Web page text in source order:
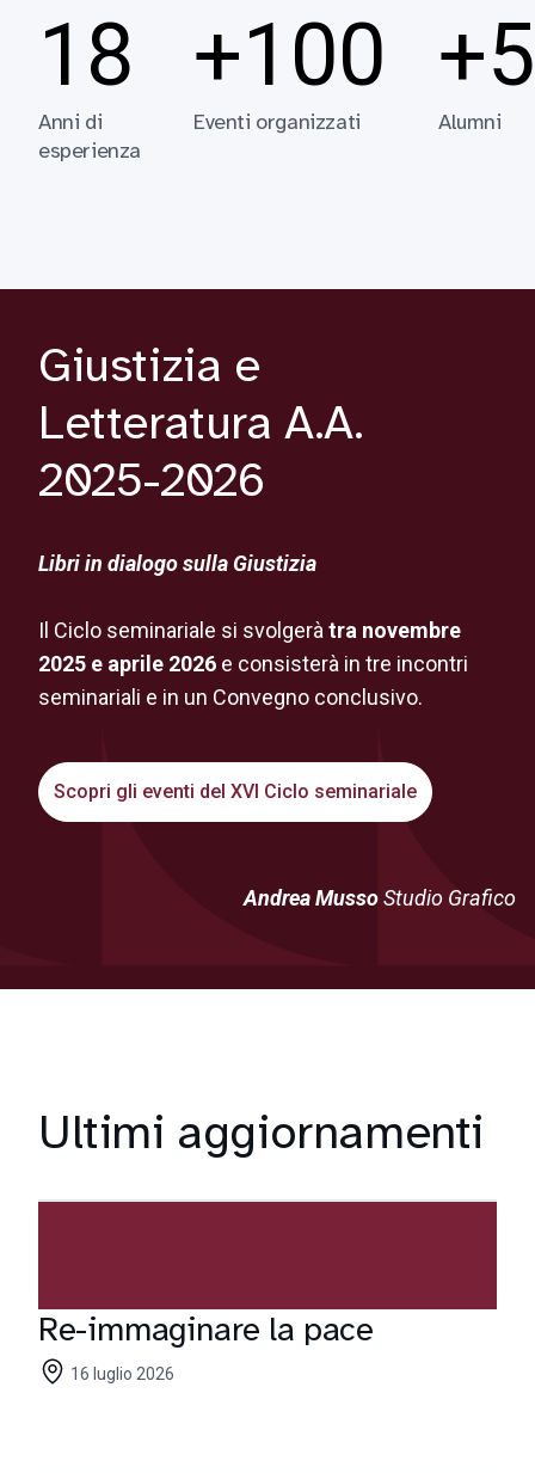
18
Anni di
esperienza
+100
Eventi organizzati Alumni
Giustizia e
Letteratura A.A.
2025-2026
Libri in dialogo sulla Giustizia
Il Ciclo seminariale si svolgerà tra novembre
2025 e aprile 2026 e consisterà in tre incontri
seminariali e in un Convegno conclusivo.
Scopri gli eventi del XVI Ciclo seminariale
Andrea MussoStudio Grafico
Ultimi aggiornamenti
Re-immaginare la pace
16 luglio 2026